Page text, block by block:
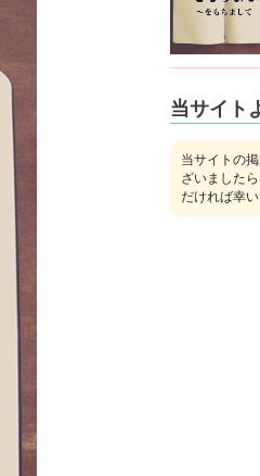
当サイト
当サイトの
ざいましたら
だければ幸い